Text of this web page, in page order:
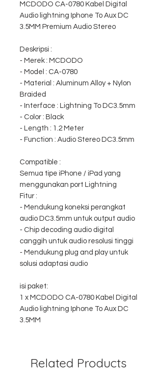
MCDODO CA-0780 Kabel Digital
Audio lightning Iphone To Aux DC
3.5MM Premium Audio Stereo
Deskripsi :
- Merek : MCDODO
- Model : CA-0780
- Material : Aluminum Alloy + Nylon
Braided
- Interface : Lightning To DC3.5mm
- Color : Black
- Length : 1.2 Meter
- Function : Audio Stereo DC3.5mm
Compatible :
Semua tipe iPhone / iPad yang
menggunakan port Lightning
Fitur :
- Mendukung koneksi perangkat
audio DC3.5mm untuk output audio
- Chip decoding audio digital
canggih untuk audio resolusi tinggi
- Mendukung plug and play untuk
solusi adaptasi audio
isi paket:
1 x MCDODO CA-0780 Kabel Digital
Audio lightning Iphone To Aux DC
3.5MM
Related Products